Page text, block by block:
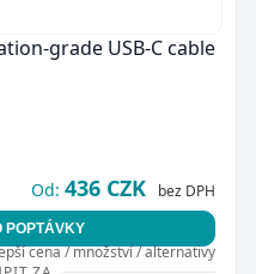
grade USB-C cable
Od: 436 CZK bez DPH
POPTÁVKY
cena / množství / alternativy